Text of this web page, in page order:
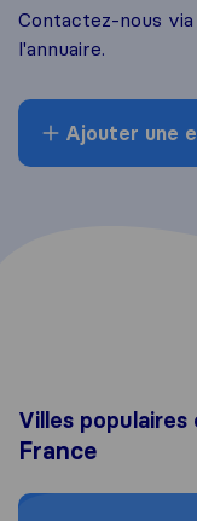
Contactez-nous
l'annuaire.
Ajouter une
Villes populaires
France
Moving to Paris